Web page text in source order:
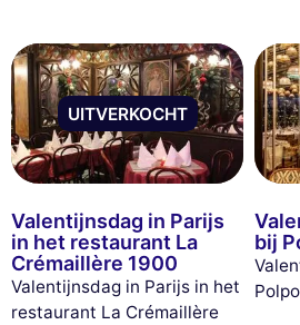
UITVERKOCHT
Valentijnsdag in Parijs
in het restaurant La
Crémaillère 1900
Valentijnsdag in Parijs in het
restaurant La Crémaillère
bij
Polpo